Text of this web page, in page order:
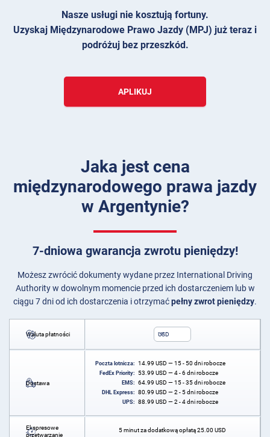
Nasze usługi nie kosztują fortuny.
Uzyskaj Międzynarodowe Prawo Jazdy (MPJ) już teraz i
podróżuj bez przeszkód.
APLIKUJ
Jaka jest cena
międzynarodowego prawa jazdy
w Argentynie?
7-dniowa gwarancja zwrotu pieniędzy!
Możesz zwrócić dokumenty wydane przez International Driving
Authority w dowolnym momencie przed ich dostarczeniem lub w
ciągu 7 dni od ich dostarczenia i otrzymaćpełny zwrot pieniędzy.
Waluta płatności USD
Dostawa
Poczta lotnicza: 14.99 USD — 15 - 50 dni robocze
FedEx Priority: 53.99 USD — 4 - 6 dni robocze
EMS: 64.99 USD — 15 - 35 dni robocze
DHL Express: 80.99 USD — 2 - 5 dni robocze
UPS: 88.99 USD — 2 - 4 dni robocze
Ekspresowe
przetwarzanie
5 minut za dodatkową opłatą25.00 USD